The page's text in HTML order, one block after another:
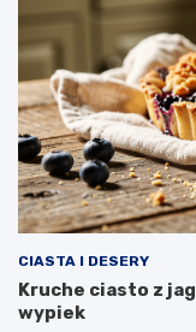
CIASTA I DESERY
Kruche ciasto z
wypiek